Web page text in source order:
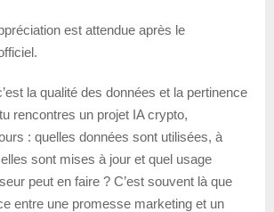
est attendue après le
la qualité des données et la pertinence
rencontres un projet IA crypto,
: quelles données sont utilisées, à
sont mises à jour et quel usage
peut en faire ? C’est souvent là que
entre une promesse marketing et un